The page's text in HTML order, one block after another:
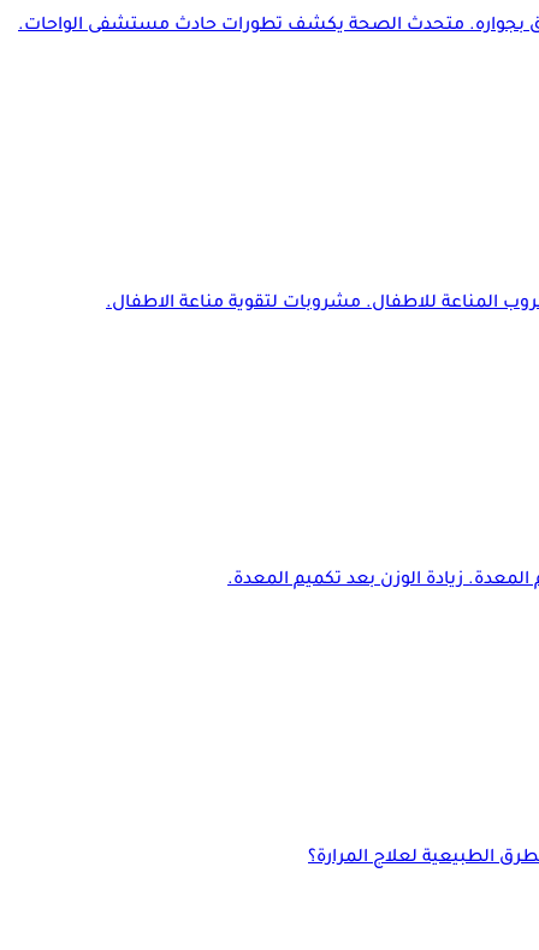
بجواره. متحدث الصحة يكشف تطورات حادث مستشفى الواحات.
المناعة للاطفال. مشروبات لتقوية مناعة الاطفال.
زيادة الوزن بعد تكميم المعدة.
الطبيعية لعلاج المرارة؟